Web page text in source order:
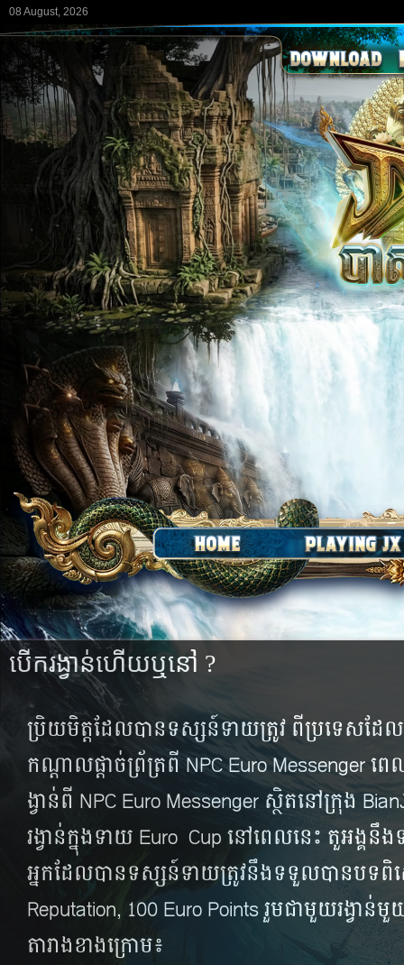
08 August, 2026
បើក​រង្វាន់​ហើយ​ឬ​នៅ ?
ប្រិយមិត្ត​ដែល​បាន​ទស្សន៍ទាយ​ត្រូវ ​ពី​​ប្រទេស​ដែល​
កណ្ដាល​ផ្ដាច់​ព្រ័ត្រ​ពី NPC Euro Messenger ព
ង្វាន់​ពី NPC Euro Messenger ស្ថិត​នៅ​ក្រុង​
រង្វាន់​ក្នុង​ទាយ​ Euro Cup នៅ​ពេល​នេះ តួអង្គ​នឹ
អ្នក​ដែល​បាន​ទស្សន៍ទាយ​ត្រូវ​នឹង​ទទួល​បាន​បទ
Reputation, 100 Euro Points រួម​ជា​មួយ​រង្វាន់​
តារាង​ខាង​ក្រោម៖